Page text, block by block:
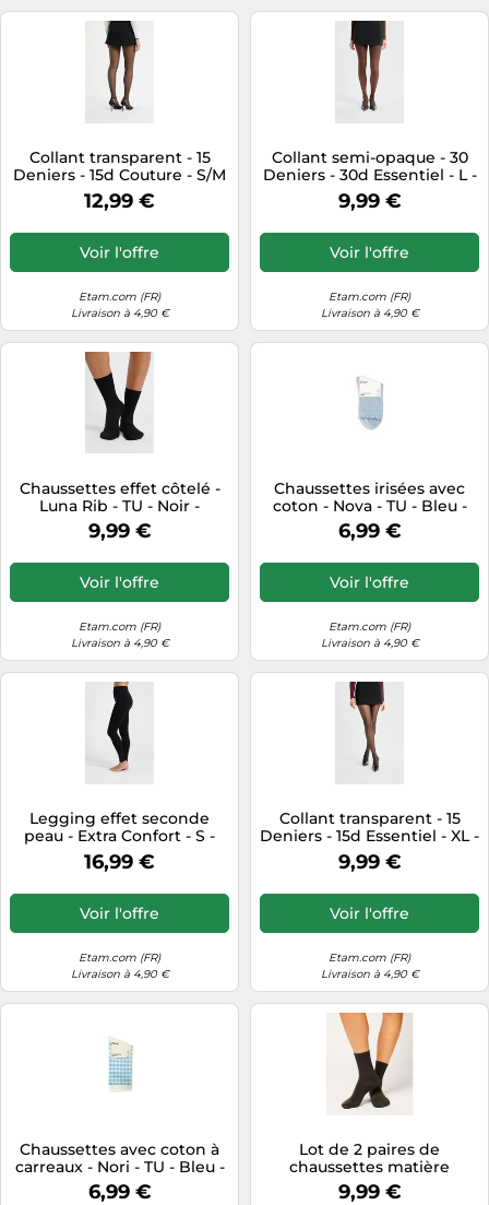
Collant transparent - 15
Deniers - 15d Couture - S/M
- Noir - Femme - Etam
12,99 €
Voir l'offre
Etam.com (FR)
Livraison à 4,90 €
Collant semi-opaque - 30
Deniers - 30d Essentiel - L -
Brown - Femme - Etam
9,99 €
Voir l'offre
Etam.com (FR)
Livraison à 4,90 €
Chaussettes effet côtelé -
Luna Rib - TU - Noir -
Femme - Etam
9,99 €
Voir l'offre
Etam.com (FR)
Livraison à 4,90 €
Chaussettes irisées avec
coton - Nova - TU - Bleu -
Femme - Etam
6,99 €
Voir l'offre
Etam.com (FR)
Livraison à 4,90 €
Legging effet seconde
peau - Extra Confort - S -
Noir - Femme - Etam
16,99 €
Voir l'offre
Etam.com (FR)
Livraison à 4,90 €
Collant transparent - 15
Deniers - 15d Essentiel - XL -
Noir - Femme - Etam
9,99 €
Voir l'offre
Etam.com (FR)
Livraison à 4,90 €
Chaussettes avec coton à
carreaux - Nori - TU - Bleu -
Femme - Etam
6,99 €
Lot de 2 paires de
chaussettes matière
thermique - Warm Me Up
9,99 €